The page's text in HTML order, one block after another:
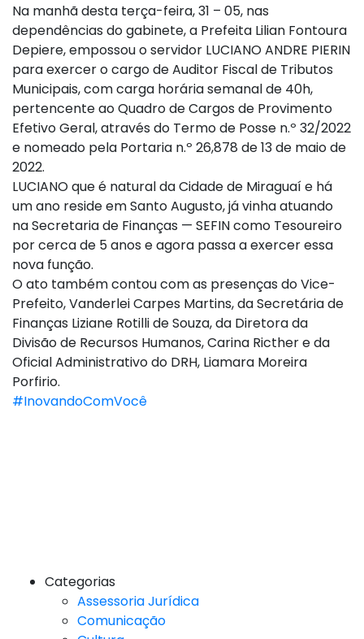
Na manhã desta terça-feira, 31 – 05, nas
dependências do gabinete, a Prefeita Lilian Fontoura
Depiere, empossou o servidor LUCIANO ANDRE PIERIN
para exercer o cargo de Auditor Fiscal de Tributos
Municipais, com carga horária semanal de 40h,
pertencente ao Quadro de Cargos de Provimento
Efetivo Geral, através do Termo de Posse n.º 32/2022
e nomeado pela Portaria n.º 26,878 de 13 de maio de
2022.
LUCIANO que é natural da Cidade de Miraguaí e há
um ano reside em Santo Augusto, já vinha atuando
na Secretaria de Finanças — SEFIN como Tesoureiro
por cerca de 5 anos e agora passa a exercer essa
nova função.
O ato também contou com as presenças do Vice-
Prefeito, Vanderlei Carpes Martins, da Secretária de
Finanças Liziane Rotilli de Souza, da Diretora da
Divisão de Recursos Humanos, Carina Ricther e da
Oficial Administrativo do DRH, Liamara Moreira
Porfirio.
#InovandoComVocê
Categorias
Assessoria Jurídica
Comunicação